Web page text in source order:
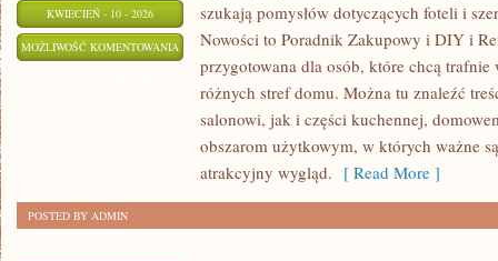
KWIECIEŃ - 10 - 2026
MOŻLIWOŚĆ KOMENTOWANIA MEBLE
PREMIUM
DESIGNERSKIE
szukają pomysłów dotyczących foteli i
Nowości to Poradnik Zakupowy i DIY i
przygotowana dla osób, które chcą
różnych stref domu. Można tu znaleźć
salonowi, jak i części kuchennej,
obszarom użytkowym, w których ważne
atrakcyjny wygląd. [ Read More ]
POSTED BY ADMIN